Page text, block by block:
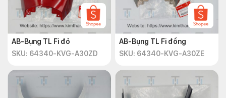
AB-Bụng TL Fi đỏ
SKU: 64340-KVG-A30ZD
AB-Bụng TL Fi đồng
SKU: 64340-KVG-A30ZE